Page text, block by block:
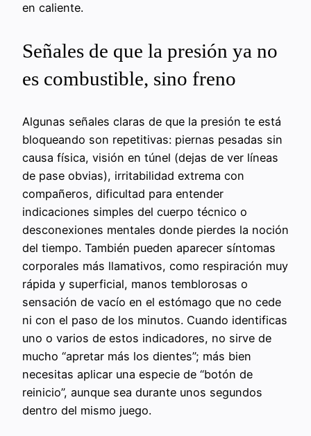
en caliente.
Señales de que la presión ya no
es combustible, sino freno
Algunas señales claras de que la presión te está
bloqueando son repetitivas: piernas pesadas sin
causa física, visión en túnel (dejas de ver líneas
de pase obvias), irritabilidad extrema con
compañeros, dificultad para entender
indicaciones simples del cuerpo técnico o
desconexiones mentales donde pierdes la noción
del tiempo. También pueden aparecer síntomas
corporales más llamativos, como respiración muy
rápida y superficial, manos temblorosas o
sensación de vacío en el estómago que no cede
ni con el paso de los minutos. Cuando identificas
uno o varios de estos indicadores, no sirve de
mucho “apretar más los dientes”; más bien
necesitas aplicar una especie de “botón de
reinicio”, aunque sea durante unos segundos
dentro del mismo juego.